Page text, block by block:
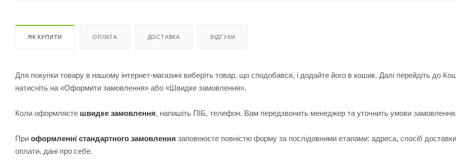
ЯК КУПИТИ ОПЛАТА ДОСТАВКА ВІДГУКИ
Для покупки товару в нашому інтернет-магазині виберіть товар, що сподобався, і додайте його в кошик. Далі перейдіть до
натисніть на «Оформити замовлення» або «Швидке замовлення».
Коли оформляєте швидке замовлення, напишіть ПІБ, телефон. Вам передзвонить менеджер та уточнить умови замовлення.
При оформленні стандартного замовлення заповнюєте повністю форму за послідовними етапами: адреса, спосіб
оплати, дані про себе.